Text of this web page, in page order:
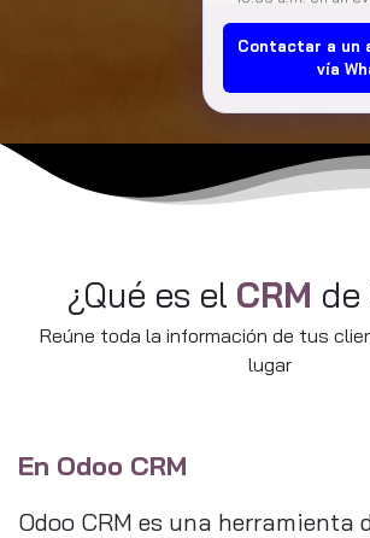
¿Qué es el CRM de
Reúne toda la información de tus
lugar
En Odoo CRM
Odoo CRM es una herramienta
📅 Fecha:Jueves
a
👨‍🏫 Expositores:
🎟️ ¡Cupos
libre
https://
Contactar a un
vía